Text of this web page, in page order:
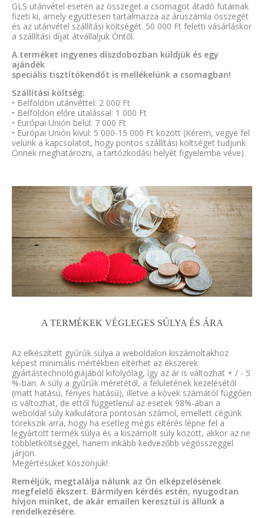
GLS utánvétel esetén az összeget a csomagot átadó futárnak
fizeti ki, amely együttesen tartalmazza az áruszámla összegét
és az utánvétel szállítási költségét. 50 000 Ft feletti vásárláskor
a szállítási díjat átvállaljuk Öntől.
A terméket ingyenes díszdobozban küldjük és egy
ajándék
speciális tisztítókendőt is mellékelünk a csomagban!
Szállítási költség:
• Belföldön utánvéttel: 2 000 Ft
• Belföldön előre utalással: 1 000 Ft
• Európai Unión belül: 7 000 Ft
• Európai Unión kívül: 5 000-15 000 Ft között (Kérem, vegye fel
velünk a kapcsolatot, hogy pontos szállítási költséget tudjunk
Önnek meghatározni, a tartózkodási helyét figyelembe véve)
A TERMÉKEK VÉGLEGES SÚLYA ÉS ÁRA
Az elkészített gyűrűk súlya a weboldalon kiszámoltakhoz
képest minimális mértékben eltérhet az ékszerek
gyártástechnológiájából kifolyólag, így az ár is változhat + / - 5
%-ban. A súly a gyűrűk méretétől, a felületének kezelésétől
(matt hatású, fényes hatású), illetve a kövek számától függően
is változhat, de ettől függetlenül az esetek 98%-ában a
weboldal súly kalkulátora pontosan számol, emellett cégünk
törekszik arra, hogy ha esetleg mégis eltérés lépne fel a
legyártott termék súlya és a kiszámolt súly között, akkor az ne
többletköltséggel, hanem inkább kedvezőbb végösszeggel
járjon.
Megértésüket köszönjük!
Reméljük, megtalálja nálunk az Ön elképzelésének
megfelelő ékszert. Bármilyen kérdés estén, nyugodtan
hívjon minket, de akár emailen keresztül is állunk a
rendelkezésére.